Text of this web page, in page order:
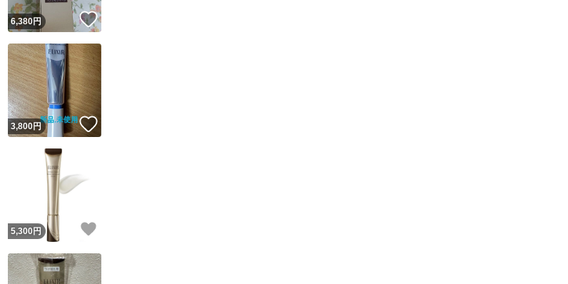
ユーザーの実績について
の基準を満たしたユーザーにバッジを付与しています
Yahoo!フリマの基準をクリアした安心・安全なユーザーです
このユーザーはYahoo!フリマの取引を完了させた実績があります
このユーザーは他フリマサービスでの取引実績があります
であり、発送を保証しているものではありません
この商品の情報をコピーします
載は禁止されています
き1回 です
出品ページへ
キャンセル
いね！
6,380円 いいね！
いいね！
3,800円
いいね！
5,300 円